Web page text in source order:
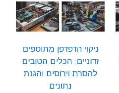
ניקוי הדפדפן מתוספים
זדוניים: הכלים הטובים
להסרת וירוסים והגנת
נתונים